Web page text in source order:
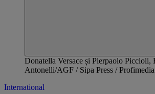
Donatella Versace și Pierpaolo Piccioli,
Antonelli/AGF / Sipa Press / Profimedia
International